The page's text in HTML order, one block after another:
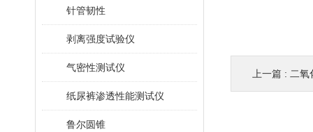
针管韧性
剥离强度试验仪
气密性测试仪
纸尿裤渗透性能测试仪
鲁尔圆锥
上一篇 : 二氧